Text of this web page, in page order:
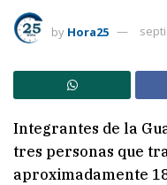
by Hora25
Integrantes de la
tres personas que
aproximadamente